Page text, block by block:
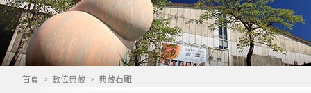
首頁 > 數位典藏 > 典藏石雕